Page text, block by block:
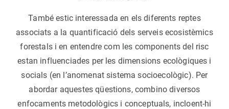
També estic interessada en els diferents reptes
associats a la quantificació dels serveis ecosistèmics
forestals i en entendre com les components del risc
estan influenciades per les dimensions ecològiques i
socials (en l’anomenat sistema socioecològic). Per
abordar aquestes qüestions, combino diversos
enfocaments metodològics i conceptuals, incloent-hi